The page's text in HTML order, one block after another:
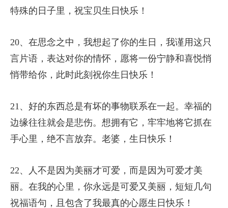
特殊的日子里，祝宝贝生日快乐！
20、在思念之中，我想起了你的生日，我谨用这只
言片语，表达对你的情怀，愿将一份宁静和喜悦悄
悄带给你，此时此刻祝你生日快乐！
21、好的东西总是有坏的事物联系在一起。幸福的
边缘往往就会是悲伤。想拥有它，牢牢地将它抓在
手心里，绝不言放弃。老婆，生日快乐！
22、人不是因为美丽才可爱，而是因为可爱才美
丽。在我的心里，你永远是可爱又美丽，短短几句
祝福语句，且包含了我最真的心愿生日快乐！